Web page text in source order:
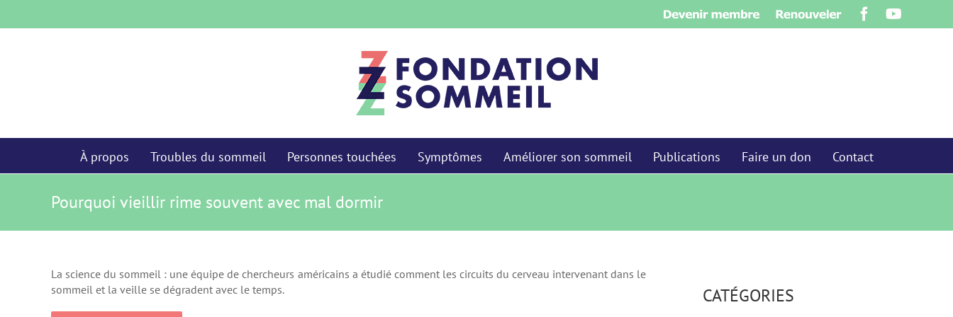
Devenir
membre
Renouveler Facebook
À propos Troubles du sommeil Personnes touchées Symptômes Améliorer son sommeil Publications Faire un don Contact
Pourquoi vieillir rime souvent avec mal dormir
La science du sommeil : une équipe de chercheurs américains a étudié comment les circuits du cerveau intervenant dans le
sommeil et la veille se dégradent avec le temps.
CATÉGORIES